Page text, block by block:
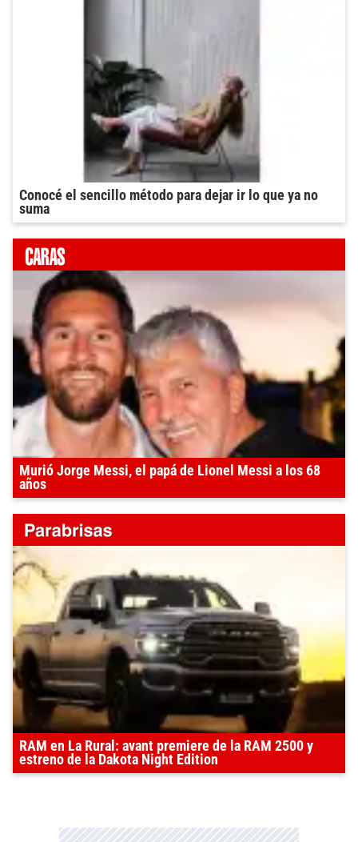
Conocé el sencillo método para dejar ir lo que ya no
suma
Murió Jorge Messi, el papá de Lionel Messi a los 68
años
RAM en La Rural: avant premiere de la RAM 2500 y
estreno de la Dakota Night Edition